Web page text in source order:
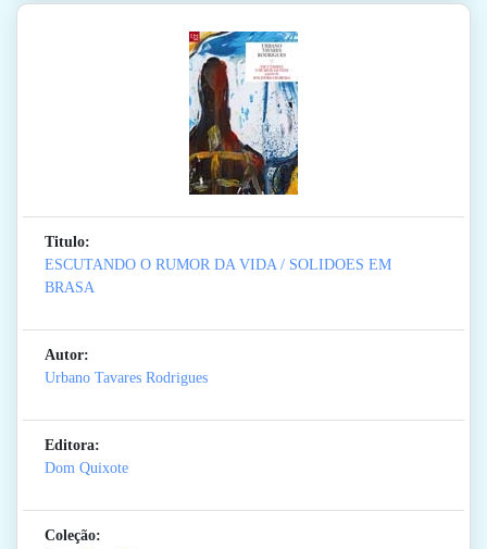
Titulo:
ESCUTANDO O RUMOR DA VIDA / SOLIDOES EM
BRASA
Autor:
Urbano Tavares Rodrigues
Editora:
Dom Quixote
Coleção: